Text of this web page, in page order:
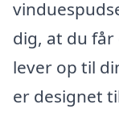
dig, at du får
lever op til
er designet